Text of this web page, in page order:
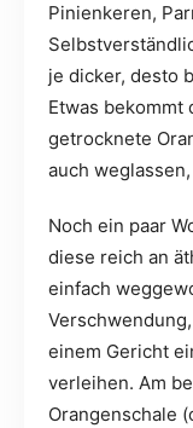
Pinienkeren,
je dicker, desto
Etwas bekommt
getrocknete
auch
Noch ein paar
diese reich an
einfach
einem Gericht
verleihen. Am
Orangenschale